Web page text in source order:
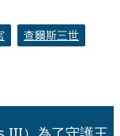
查爾斯三世